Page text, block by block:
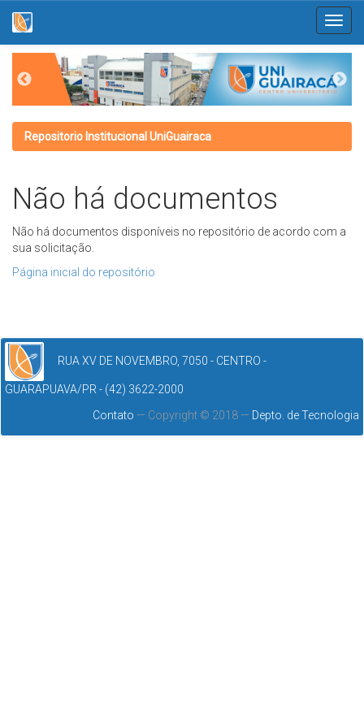
navigation
Repositorio Institucional UniGuairaca
Não há documentos
Não há documentos disponíveis no repositório de acordo com a
sua solicitação.
Página inicial do repositório
RUA XV DE NOVEMBRO, 7050 - CENTRO -
GUARAPUAVA/PR - (42) 3622-2000
Contato — Copyright © 2018 — Depto. de Tecnologia